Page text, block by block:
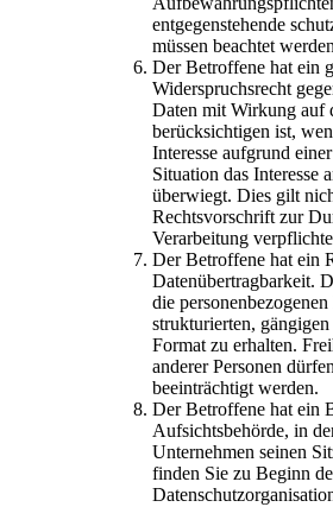
entgegenstehende
müssen beachtet
Der Betroffene hat ein
Widerspruchsrecht
Daten mit Wirkung auf
berücksichtigen ist,
Interesse aufgrund
Situation das Interesse
überwiegt. Dies gilt
Rechtsvorschrift zur
Verarbeitung
Der Betroffene hat ein
Datenübertragbarkeit.
die
strukturierten,
Format zu erhalten.
anderer Personen
beeinträchtigt werden.
Der Betroffene hat ein
Aufsichtsbehörde, in
Unternehmen seinen
finden Sie zu Beginn